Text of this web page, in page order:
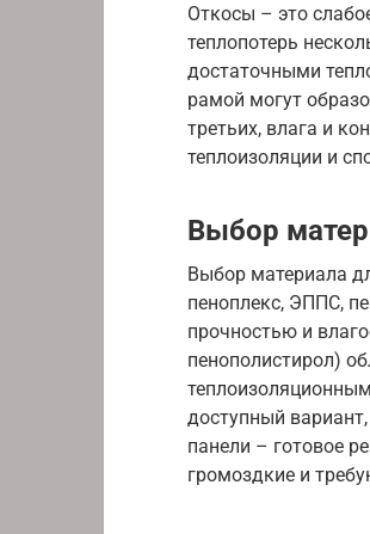
Откосы – это
теплопотерь
достаточными
рамой могут
третьих, влага и
теплоизоляции и
Выбор
Выбор материала
пеноплекс, ЭППС,
прочностью и
пенополистирол)
доступный
панели – готовое
громоздкие и